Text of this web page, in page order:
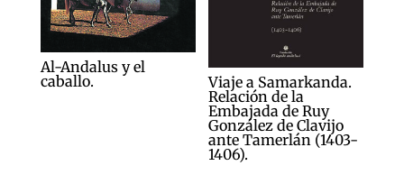
Al-Andalus y el
caballo.
Viaje a Samarkanda.
Relación de la
Embajada de Ruy
González de Clavijo
ante Tamerlán (1403-
1406).